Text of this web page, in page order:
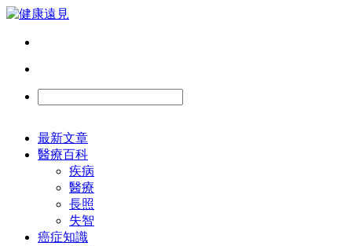
最新文章
醫療百科
疾病
醫療
長照
失智
癌症知識